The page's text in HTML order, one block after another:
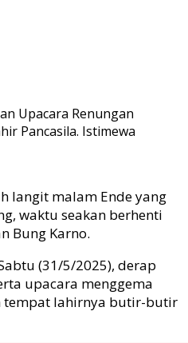
Upacara Renungan
Pancasila. Istimewa
langit malam Ende yang
waktu seakan berhenti
Bung Karno.
(31/5/2025), derap
upacara menggema
tempat lahirnya butir-butir